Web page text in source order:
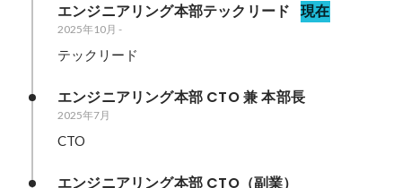
エンジニアリング本部テックリード 現在
2025年10月 -
テックリード
エンジニアリング本部 CTO 兼 本部長
2025年7月
CTO
エンジニアリング本部 CTO（副業）